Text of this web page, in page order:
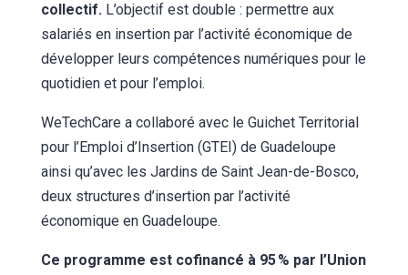
collectif. L’objectif est double : permettre aux
salariés en insertion par l’activité économique de
développer leurs compétences numériques pour le
quotidien et pour l’emploi.
WeTechCare a collaboré avec le Guichet Territorial
pour l’Emploi d’Insertion (GTEI) de Guadeloupe
ainsi qu’avec les Jardins de Saint Jean-de-Bosco,
deux structures d’insertion par l’activité
économique en Guadeloupe.
Ce programme est cofinancé à 95 % par l’Union